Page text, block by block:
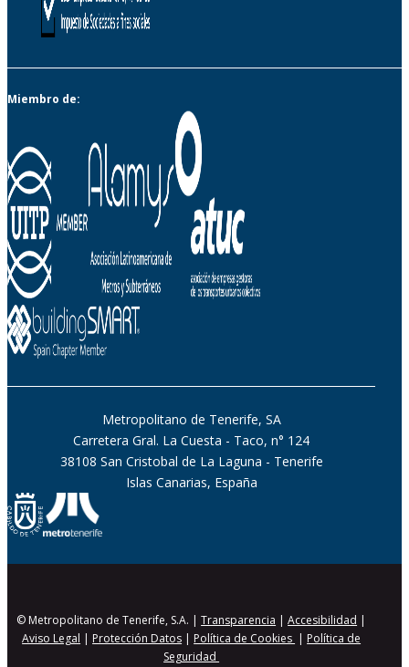
Miembro de:
Metropolitano de Tenerife, SA
Carretera Gral. La Cuesta - Taco, n° 124
38108 San Cristobal de La Laguna - Tenerife
Islas Canarias, España
© Metropolitano de Tenerife, S.A. |Transparencia |Accesibilidad |
Aviso Legal | Protección Datos | Política de Cookies | Política de
Seguridad